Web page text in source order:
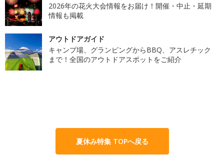
2026年の花火大会情報をお届け！開催・中止・延期
情報も掲載
アウトドアガイド
キャンプ場、グランピングからBBQ、アスレチック
まで！全国のアウトドアスポットをご紹介
夏休み特集 TOPへ戻る